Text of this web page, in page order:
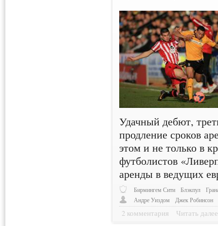
Удачный дебют,
продление сроков
этом и не только в
футболистов
аренды в ведущих
Бирмингем Сити Блэкпул
Андре Уиздом
Джек Робинсон
2 комментария Читать далее